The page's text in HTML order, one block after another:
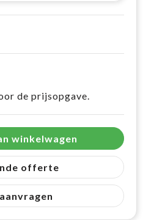
de prijsopgave.
winkelwagen
offerte